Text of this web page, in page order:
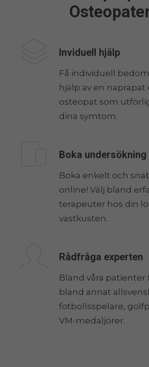
Inviduell hjälp
Få individuell
hjälp av en naprapat
osteopat som
dina symtom.
Boka undersökning
Boka enkelt och
online! Välj bland
terapeuter hos din
västkusten.
Rådfråga experten
Bland våra patienter
bland annat
fotbollsspelare,
VM-medaljörer.